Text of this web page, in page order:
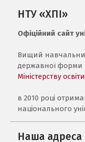
НТУ «ХПІ»
Офіційний сайт
Вищий
державної форми
Міністерству
в 2010 році
національного
Наша адреса